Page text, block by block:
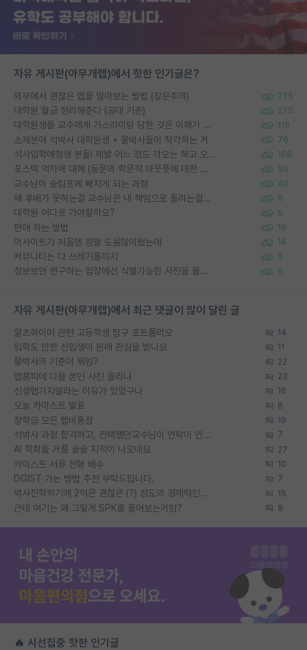
자유 게시판(아무개랩)에서 핫한 인기글은?
외부에서 괜찮은 랩을 알아보는 방법 (장문주의) 275
대학원 월급 정리해준다 (공대 기준) 275
대학원생들 교수에게 가스라이팅 당한 것은 이해가 갑니다. 안타깝네요. 119
소재분야 석박사 대학원생 + 물박사들이 착각하는 거 76
석사입학예정생 분들! 제발 어느 정도 각오는 하고 오세요. 156
포스텍 억까에 대해 (동문의 학문적 아웃풋에 대한 반박) 50
교수님이 슬럼프에 빠지게 되는 과정 40
왜 후배가 못하는걸 교수님은 내 책임으로 돌리는걸까요? 6
대학원 어디로 가야할까요? 5
편애 하는 방법 16
이사이트가 처음엔 정말 도움많이됐는데 14
커뮤니티는 다 쓰레기통이지 6
정보보안 연구하는 입장에선 식별가능한 사진을 올리는건 비추이긴함 6
자유 게시판(아무개랩)에서 최근 댓글이 많이 달린 글
알츠하이머 관련 고등학생 탐구 포트폴리오 14
입학도 안한 신입생이 원래 관심을 받나요 11
물박사의 기준이 뭐임? 22
랩홈피에 다들 본인 사진 올리냐 23
신생랩가지말라는 이유가 있었구나 16
오늘 카이스트 발표 6
장학금 모은 랩비통장 19
석박사 과정 합격하고, 컨택했던교수님이 연락이 안됩니다... 7
AI 학회들 거품 슬슬 지적이 나오네요 27
카이스트 서류 전형 배수 10
DGIST 가는 방법 추천 부탁드립니다. 7
박사진학하기에 2억은 괜찮은 (?) 정도의 경제력인가요 15
근데 여기는 왜 그렇게 SPK를 물어보는거임? 8
🔥 시선집중 핫한 인기글